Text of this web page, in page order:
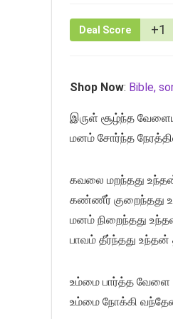
Deal Score +1
Shop Now: Bible,
இருள் சூழ்ந்த
மனம் சோர்ந்த
கவலை மறந்தது
கண்ணீர் குறைந்தது
மனம் நிறைந்தது
பாவம் தீர்ந்தது உந்தன்
உம்மை பார்த்த
உம்மை நோக்கி